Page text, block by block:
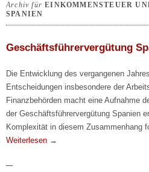
Archiv fürEINKOMMENSTEUER
SPANIEN
Geschäftsführervergütung
Die Entwicklung des vergangenen
Entscheidungen insbesondere der
Finanzbehörden macht eine Aufnahme
der Geschäftsführervergütung Spanien
Komplexität in diesem
Weiterlesen →